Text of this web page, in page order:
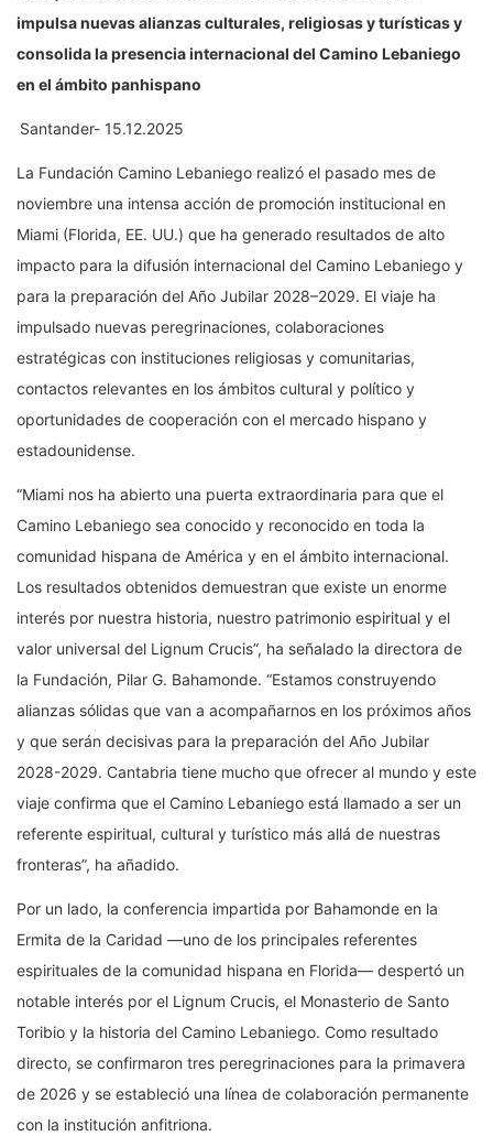
impulsa nuevas alianzas culturales, religiosas y turísticas y
consolida la presencia internacional del Camino Lebaniego
en el ámbito panhispano
Santander- 15.12.2025
La Fundación Camino Lebaniego realizó el pasado mes de
noviembre una intensa acción de promoción institucional en
Miami (Florida, EE. UU.) que ha generado resultados de alto
impacto para la difusión internacional del Camino Lebaniego y
para la preparación del Año Jubilar 2028–2029. El viaje ha
impulsado nuevas peregrinaciones, colaboraciones
estratégicas con instituciones religiosas y comunitarias,
contactos relevantes en los ámbitos cultural y político y
oportunidades de cooperación con el mercado hispano y
estadounidense.
“Miami nos ha abierto una puerta extraordinaria para que el
Camino Lebaniego sea conocido y reconocido en toda la
comunidad hispana de América y en el ámbito internacional.
Los resultados obtenidos demuestran que existe un enorme
interés por nuestra historia, nuestro patrimonio espiritual y el
valor universal del Lignum Crucis”, ha señalado la directora de
la Fundación, Pilar G. Bahamonde. “Estamos construyendo
alianzas sólidas que van a acompañarnos en los próximos años
y que serán decisivas para la preparación del Año Jubilar
2028-2029. Cantabria tiene mucho que ofrecer al mundo y este
viaje confirma que el Camino Lebaniego está llamado a ser un
referente espiritual, cultural y turístico más allá de nuestras
fronteras”, ha añadido.
Por un lado, la conferencia impartida por Bahamonde en la
Ermita de la Caridad —uno de los principales referentes
espirituales de la comunidad hispana en Florida— despertó un
notable interés por el Lignum Crucis, el Monasterio de Santo
Toribio y la historia del Camino Lebaniego. Como resultado
directo, se confirmaron tres peregrinaciones para la primavera
de 2026 y se estableció una línea de colaboración permanente
con la institución anfitriona.